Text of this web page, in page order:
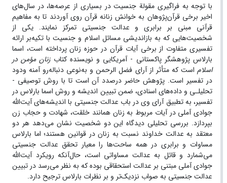
با توجه به فراگیری مقولة جنسیت در بسیاری از عرصه‌ها، در سال‌های
اخیر برخی قرآن‌پژوهان به خوانش زنانه قرآن روی آوردند تا به مفاهیم
قرآنی مبنی بر برابری و عدالت جنسیتی تمرکز نمایند. یکی از
شخصیت‌هایی که به بازاندیشی مسائل اسلام و جنسیت با تکیه‌بر ارائه
تفسیری متفاوت از برخیآیات قرآن در حوزه زنان پرداخته است، اسما
بارلاس پژوهشگر پاکستانی - آمریکایی و نویسنده کتابزنان مؤمن در
اسلام است که متأثر از آرای فضل الرحمن و به‌نوعی دنباله‌رو آمنه ودود
در تفسیر است. پژوهش حاضر درصدد آن است تا با روش توصیفی -
تحلیلـی و داده‌های اسنادی، ضمن تبیین اندیشه و روش اسما بارلاس در
تفسیر، به تطبیق آرای وی در باب عدالت جنسیتی با اندیشه‌های آیت‌الله
جوادی آملی در آیات مربوط به زنان همانند خلقت، شهادت و حجاب زن
بپردازد. بررسی تحلیلی دیدگاه این دو شخصیت نشان می‌دهد هر دو
معتقد به عدالت خداوند نسبت به زنان در قوانین هستند؛ اما بارلاس
مساوات و برابری در همه ساحت‌ها را معیار تحقق عدالت جنسیتی
می‌شمارد و قائل به عدالت مساواتی است، حال‌آنکه رویکرد آیت‌الله
جوادی آملی مبتنی بر عدالت استحقاقی بوده که به نظر می‌رسد در تبیین
عدالت جنسیتی به صواب نزدیک‌تر و بر نظرات بارلاسترجیح دارد.